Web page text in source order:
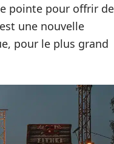
pointe pour offrir
une nouvelle
pour le plus grand